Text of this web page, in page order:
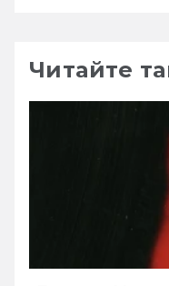
Читайте